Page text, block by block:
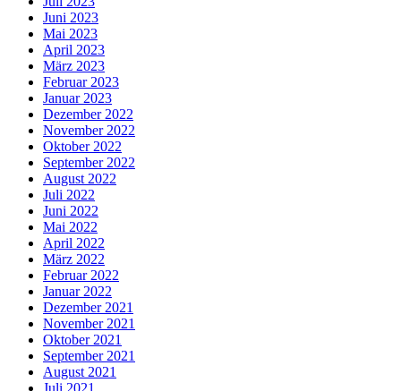
Juni 2023
Mai 2023
April 2023
März 2023
Februar 2023
Januar 2023
Dezember 2022
November 2022
Oktober 2022
September 2022
August 2022
Juli 2022
Juni 2022
Mai 2022
April 2022
März 2022
Februar 2022
Januar 2022
Dezember 2021
November 2021
Oktober 2021
September 2021
August 2021
Juli 2021